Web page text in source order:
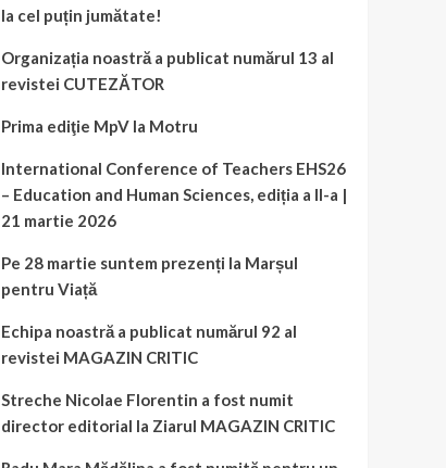
la cel puțin jumătate!
Organizația noastră a publicat numărul 13 al
revistei CUTEZĂTOR
Prima ediţie MpV la Motru
International Conference of Teachers EHS26
– Education and Human Sciences, ediția a II-a |
21 martie 2026
Pe 28 martie suntem prezenți la Marșul
pentru Viață
Echipa noastră a publicat numărul 92 al
revistei MAGAZIN CRITIC
Streche Nicolae Florentin a fost numit
director editorial la Ziarul MAGAZIN CRITIC